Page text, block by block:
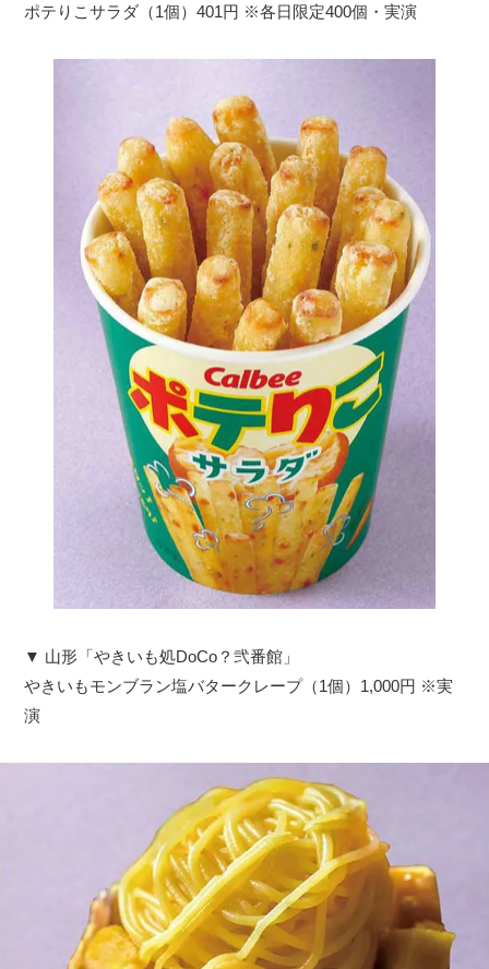
ポテりこサラダ（1個）401円 ※各日限定400個・実演
▼ 山形「やきいも処DoCo？弐番館」
やきいもモンブラン塩バタークレープ（1個）1,000円 ※実
演